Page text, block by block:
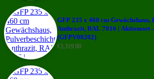
GFP 235 x 460 cm Gewächshaus,
Anthrazit, RAL 7016 | Aktionsset
(GFPV00202)
€3,319.00